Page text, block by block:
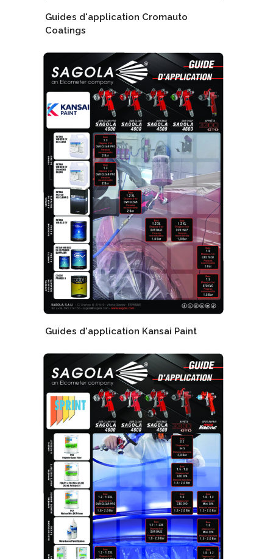
Guides d'application Cromauto
Coatings
Guides d'application Kansai Paint